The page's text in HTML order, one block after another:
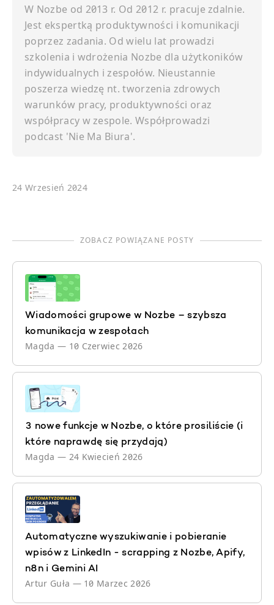
W Nozbe od 2013 r. Od 2012 r. pracuje zdalnie.
Jest ekspertką produktywności i komunikacji
poprzez zadania. Od wielu lat prowadzi
szkolenia i wdrożenia Nozbe dla użytkoników
indywidualnych i zespołów. Nieustannie
poszerza wiedzę nt. tworzenia zdrowych
warunków pracy, produktywności oraz
współpracy w zespole. Współprowadzi
podcast 'Nie Ma Biura'.
24 Wrzesień 2024
ZOBACZ POWIĄZANE POSTY
Wiadomości grupowe w Nozbe – szybsza
komunikacja w zespołach
Magda — 10 Czerwiec 2026
3 nowe funkcje w Nozbe, o które prosiliście (i
które naprawdę się przydają)
Magda — 24 Kwiecień 2026
Automatyczne wyszukiwanie i pobieranie
wpisów z LinkedIn - scrapping z Nozbe, Apify,
n8n i Gemini AI
Artur Guła — 10 Marzec 2026